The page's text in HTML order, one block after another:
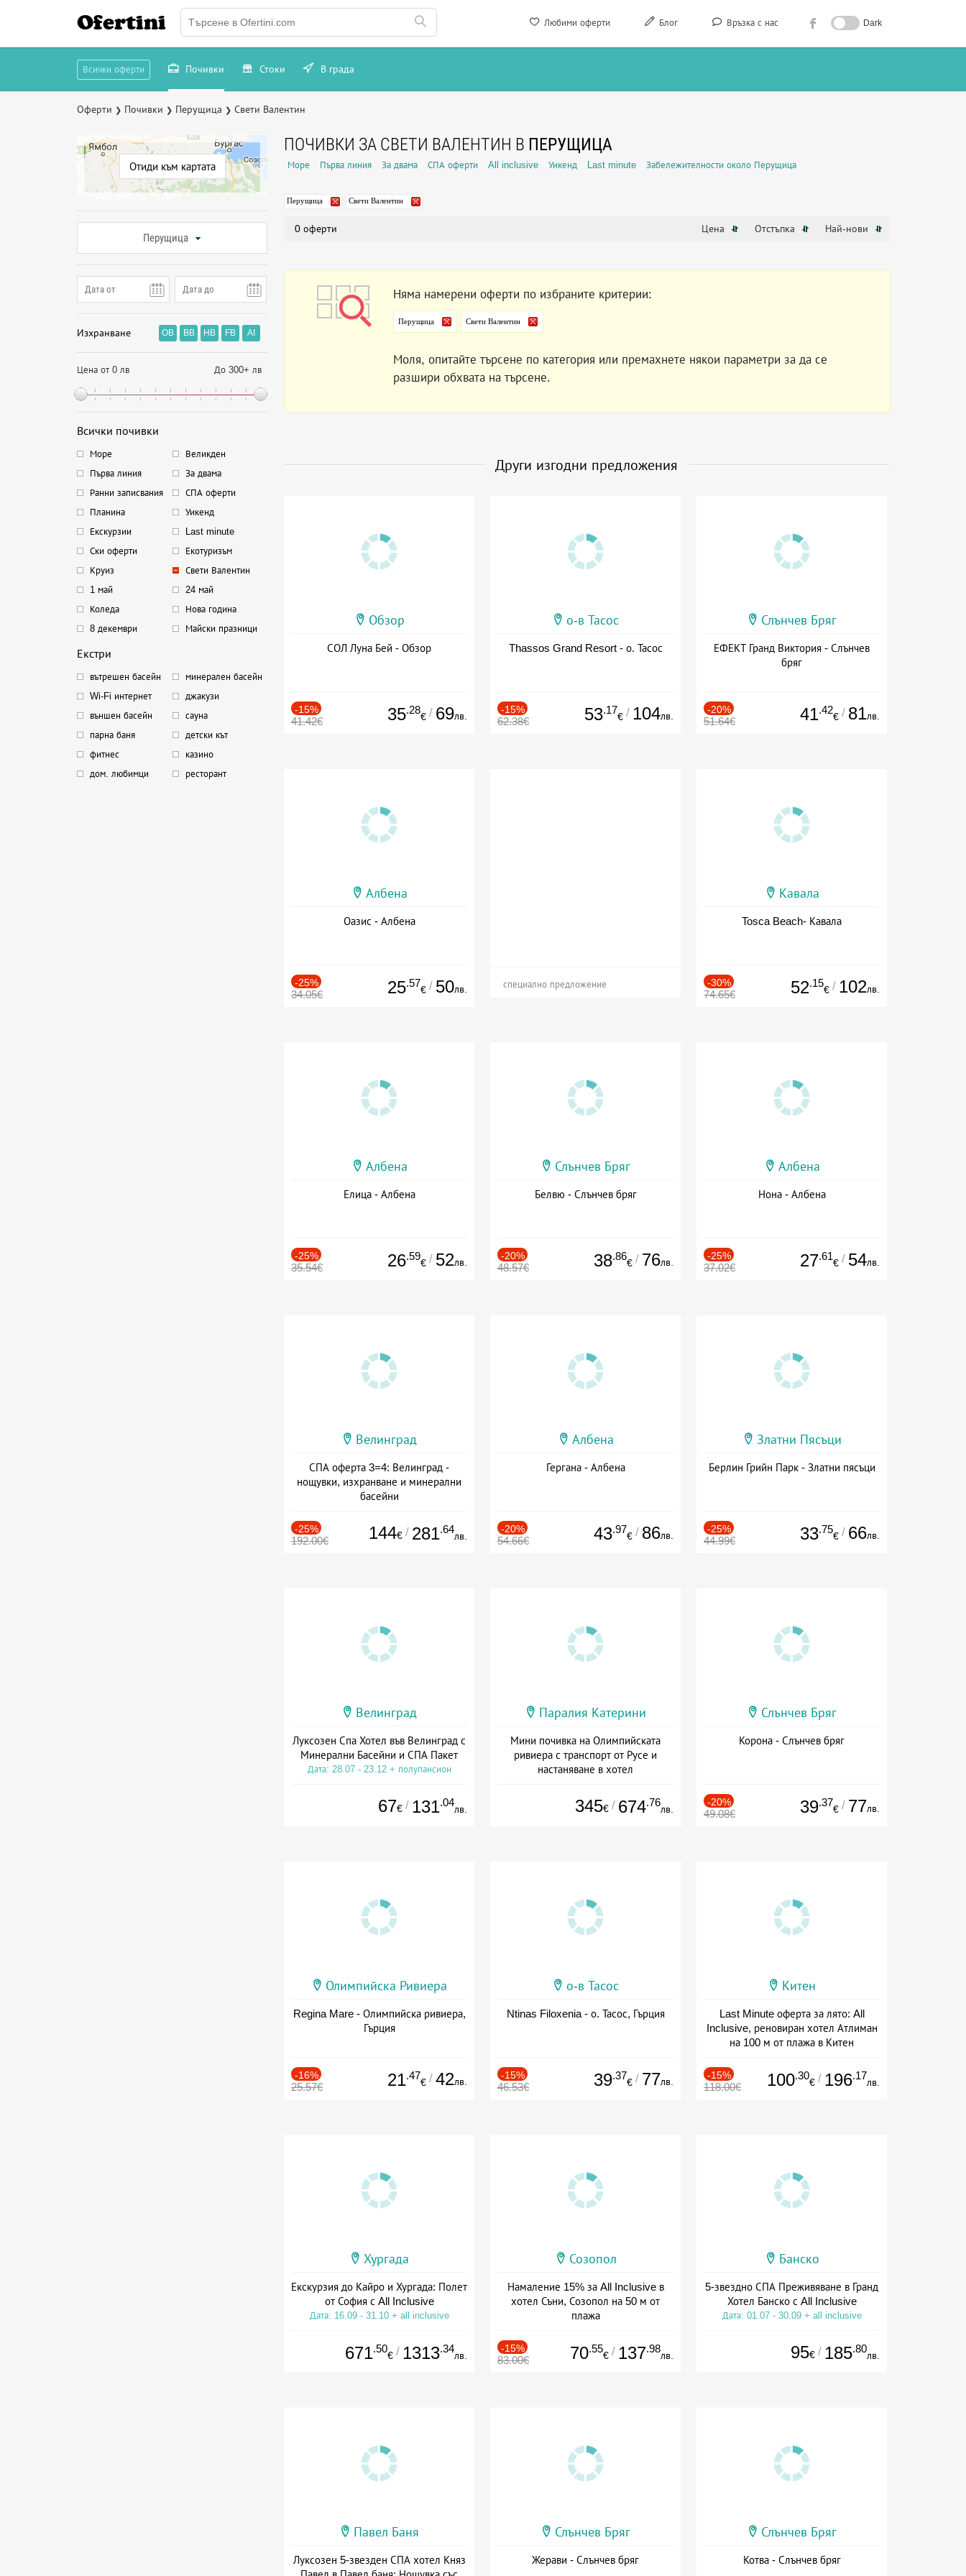
Любими оферти Блог Връзка с нас Dark
Ofertini
Всички оферти Почивки Стоки В града
Оферти ❯ Почивки ❯ Перущица ❯ Свети Валентин
Отиди към картата
Перущица
Изхранване OB BB HB FB AI
Цена от 0 лв До 300+ лв
Всички почивки
Море
Великден
Първа линия
За двама
Ранни записвания
СПА оферти
Планина
Уикенд
Екскурзии
Last minute
Ски оферти
Екотуризъм
Круиз
Свети Валентин
1 май
24 май
Коледа
Нова година
8 декември
Майски празници
Екстри
вътрешен басейн
минерален басейн
Wi-Fi интернет
джакузи
външен басейн
сауна
парна баня
детски кът
фитнес
казино
дом. любимци
ресторант
ПОЧИВКИ ЗА СВЕТИ ВАЛЕНТИН В ПЕРУЩИЦА
Море Първа линия За двама СПА оферти All inclusive Уикенд Last minute Забележителности около Перущица
Перущица Свети Валентин
0 оферти Цена Отстъпка Най-нови
Няма намерени оферти по избраните критерии:
Перущица Свети Валентин
Моля, опитайте търсене по категория или премахнете някои параметри за да се
разшири обхвата на търсене.
Други изгодни предложения
Обзор
СОЛ Луна Бей - Обзор
-15%
41.42€ 35.28
€ / 69лв.
о-в Тасос
Thassos Grand Resort - о. Тасос
-15%
62.38€ 53.17
€ / 104лв.
Слънчев Бряг
ЕФЕКТ Гранд Виктория - Слънчев
бряг
-20%
51.64€ 41.42
€ / 81лв.
Албена
Оазис - Албена
-25%
34.05€ 25.57
€ / 50лв. специално предложение
Кавала
Tosca Beach- Кавала
-30%
74.65€ 52.15
€ / 102лв.
Албена
Елица - Албена
-25%
35.54€ 26.59
€ / 52лв.
Слънчев Бряг
Белвю - Слънчев бряг
-20%
48.57€ 38.86
€ / 76лв.
Албена
Нона - Албена
-25%
37.02€ 27.61
€ / 54лв.
Велинград
СПА оферта 3=4: Велинград -
нощувки, изхранване и минерални
басейни
-25%
192.00€ 144€ / 281.64
лв.
Албена
Гергана - Албена
-20%
54.66€ 43.97
€ / 86лв.
Златни Пясъци
Берлин Грийн Парк - Златни пясъци
-25%
44.99€ 33.75
€ / 66лв.
Велинград
Луксозен Спа Хотел във Велинград с
Минерални Басейни и СПА Пакет
Дата: 28.07 - 23.12 + полупансион
67€ / 131.04
лв.
Паралия Катерини
Мини почивка на Олимпийската
ривиера с транспорт от Русе и
настаняване в хотел
345€ / 674.76
лв.
Слънчев Бряг
Корона - Слънчев бряг
-20%
49.08€ 39.37
€ / 77лв.
Олимпийска Ривиера
Regina Mare - Олимпийска ривиера,
Гърция
-16%
25.57€ 21.47
€ / 42лв.
о-в Тасос
Ntinas Filoxenia - о. Тасос, Гърция
-15%
46.53€ 39.37
€ / 77лв.
Китен
Last Minute оферта за лято: All
Inclusive, реновиран хотел Атлиман
на 100 м от плажа в Китен
-15%
118.00€ 100.30
€ / 196.17
лв.
Хургада
Екскурзия до Кайро и Хургада: Полет
от София с All Inclusive
Дата: 16.09 - 31.10 + all inclusive
671.50
€ / 1313.34
лв.
Созопол
Намаление 15% за All Inclusive в
хотел Съни, Созопол на 50 м от
плажа
-15%
83.00€ 70.55
€ / 137.98
лв.
Банско
5-звездно СПА Преживяване в Гранд
Хотел Банско с All Inclusive
Дата: 01.07 - 30.09 + all inclusive
95€ / 185.80
лв.
Павел Баня
Луксозен 5-звезден СПА хотел Княз
Слънчев Бряг
Жерави - Слънчев бряг
Слънчев Бряг
Котва - Слънчев бряг